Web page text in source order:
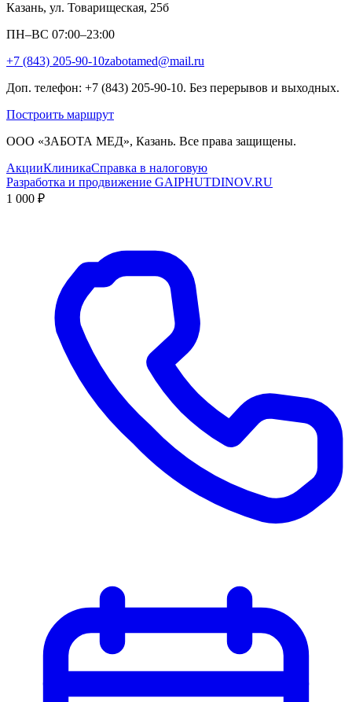
Казань, ул. Товарищеская, 25б
ПН–ВС 07:00–23:00
+7 (843) 205-90-10zabotamed@mail.ru
Доп. телефон: +7 (843) 205-90-10. Без перерывов и выходных.
Построить маршрут
ООО «ЗАБОТА МЕД», Казань. Все права защищены.
АкцииКлиникаСправка в налоговую
Разработка и продвижение GAIPHUTDINOV.RU
1 000 ₽